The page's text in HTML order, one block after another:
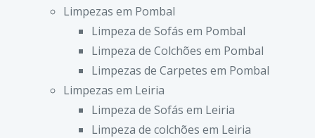
Limpezas em Pombal
Limpeza de Sofás em Pombal
Limpeza de Colchões em Pombal
Limpezas de Carpetes em Pombal
Limpezas em Leiria
Limpeza de Sofás em Leiria
Limpeza de colchões em Leiria